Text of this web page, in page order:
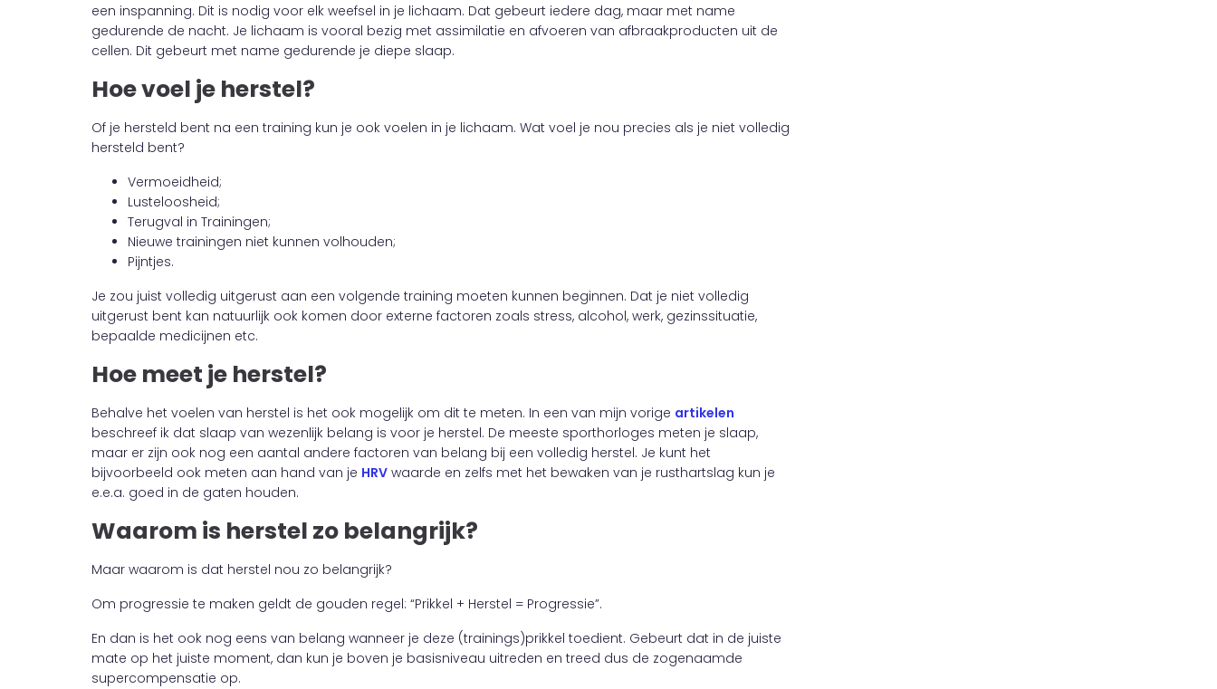
een inspanning. Dit is nodig voor elk weefsel in je lichaam. Dat gebeurt iedere dag, maar met name
gedurende de nacht. Je lichaam is vooral bezig met assimilatie en afvoeren van afbraakproducten uit de
cellen. Dit gebeurt met name gedurende je diepe slaap.
Hoe voel je herstel?
Of je hersteld bent na een training kun je ook voelen in je lichaam. Wat voel je nou precies als je niet volledig
hersteld bent?
Vermoeidheid;
Lusteloosheid;
Terugval in Trainingen;
Nieuwe trainingen niet kunnen volhouden;
Pijntjes.
Je zou juist volledig uitgerust aan een volgende training moeten kunnen beginnen. Dat je niet volledig
uitgerust bent kan natuurlijk ook komen door externe factoren zoals stress, alcohol, werk, gezinssituatie,
bepaalde medicijnen etc.
Hoe meet je herstel?
Behalve het voelen van herstel is het ook mogelijk om dit te meten. In een van mijn vorige artikelen
beschreef ik dat slaap van wezenlijk belang is voor je herstel. De meeste sporthorloges meten je slaap,
maar er zijn ook nog een aantal andere factoren van belang bij een volledig herstel. Je kunt het
bijvoorbeeld ook meten aan hand van je HRV waarde en zelfs met het bewaken van je rusthartslag kun je
e.e.a. goed in de gaten houden.
Waarom is herstel zo belangrijk?
Maar waarom is dat herstel nou zo belangrijk?
Om progressie te maken geldt de gouden regel: “Prikkel + Herstel = Progressie”.
En dan is het ook nog eens van belang wanneer je deze (trainings)prikkel toedient. Gebeurt dat in de juiste
mate op het juiste moment, dan kun je boven je basisniveau uitreden en treed dus de zogenaamde
supercompensatie op.